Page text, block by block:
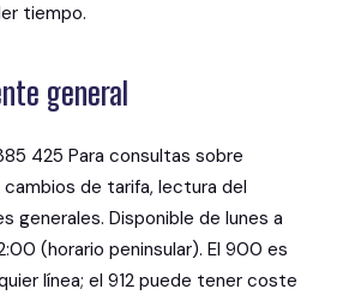
tiempo.
general
425 Para consultas sobre
de tarifa, lectura del
generales. Disponible de lunes a
(horario peninsular). El 900 es
línea; el 912 puede tener coste